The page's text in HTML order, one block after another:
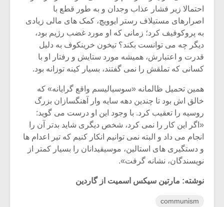
احتمالا زیر فشار عذاب وجدان و به طور قطع با
اصرارهای مستیلاف رستر ایوویچ، کمک های مالی زیادی
به پروکوفیف کرد؛ زمانی که او مورد غضب رژیم بود،
دیگر چه می توانست بکند؟ تیخون خرینکوف به دلیل
قدرت و اعتبارش، همیشه مورد ستایش و رفتار او با
کسانی که تملقش را نمی گفتند، بسیار کینه توزانه بود.
همین تحمیل ظالمانه «سوسیالیسم واقع گرایانه» که
خالق اش بود تا چندین دهه سایه وار آهنگسازان بزرگ
روسیه را تعقیب کرد. با وجود این او درست می گوید:
«اگر این کار را نمی کرد، شخص دیگری شاید بدتر آن را
انجام می داد و البته نمی توانیم انکار کنیم که تیر اعدام ها
و دستگیری های استالین، موسیقیدانان را بسیار کمتر از
نویسندگان، نشانه گرفت».
نوشته: مارتین سیکس اسمیت از گاردین
communism